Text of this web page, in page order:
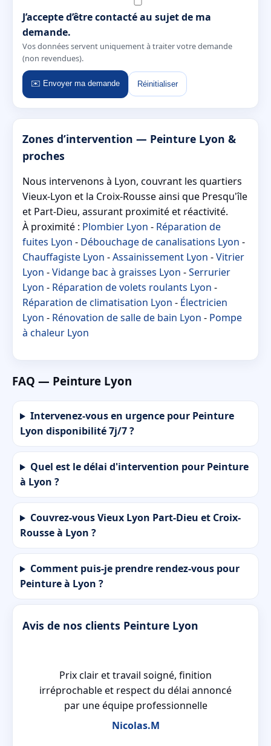
J’accepte d’être contacté au sujet de ma
demande.
Vos données servent uniquement à traiter votre demande
(non revendues).
✉️ Envoyer ma demande Réinitialiser
Zones d’intervention — Peinture Lyon &
proches
Nous intervenons à Lyon, couvrant les quartiers
Vieux-Lyon et la Croix-Rousse ainsi que Presqu'île
et Part-Dieu, assurant proximité et réactivité.
À proximité : Plombier Lyon - Réparation de
fuites Lyon - Débouchage de canalisations Lyon -
Chauffagiste Lyon -Assainissement Lyon -Vitrier
Lyon -Vidange bac à graisses Lyon -Serrurier
Lyon - Réparation de volets roulants Lyon -
Réparation de climatisation Lyon - Électricien
Lyon - Rénovation de salle de bain Lyon - Pompe
à chaleur Lyon
FAQ — Peinture Lyon
Intervenez-vous en urgence pour Peinture
Lyon disponibilité 7j/7 ?
Quel est le délai d'intervention pour Peinture
à Lyon ?
Couvrez-vous Vieux Lyon Part-Dieu et Croix-
Rousse à Lyon ?
Comment puis-je prendre rendez-vous pour
Peinture à Lyon ?
Avis de nos clients Peinture Lyon
Prix clair et travail soigné, finition
irréprochable et respect du délai annoncé
par une équipe professionnelle
Nicolas.M